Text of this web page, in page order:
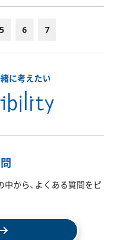
5 6 7
緒に考えたい
から、よくある質問をピ